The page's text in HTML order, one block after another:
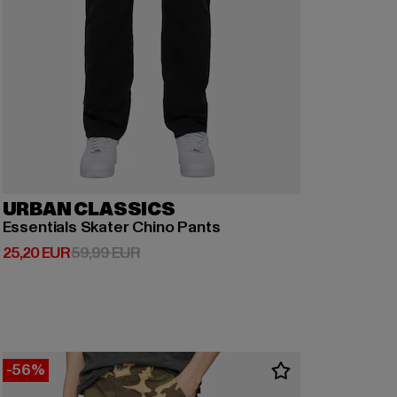
URBAN CLASSICS
Essentials Skater Chino Pants
25,20 EUR
Derzeitiger Preis: 25,20 EUR
59,99 EURAktionspreis: 59,99 EUR
-56%